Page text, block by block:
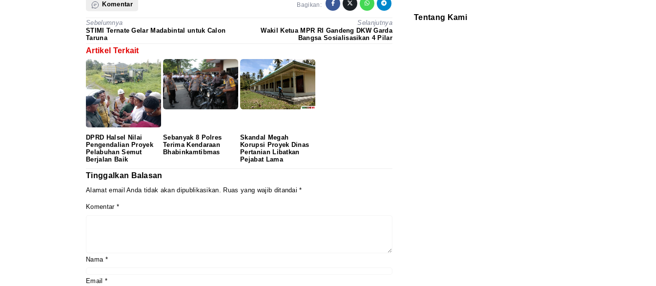
Komentar Bagikan:
Sebelumnya
STIMI Ternate Gelar Madabintal untuk Calon
Taruna
Selanjutnya
Wakil Ketua MPR RI Gandeng DKW Garda
Bangsa Sosialisasikan 4 Pilar
Artikel Terkait
DPRD Halsel Nilai
Pengendalian Proyek
Pelabuhan Semut
Berjalan Baik
Sebanyak 8 Polres
Terima Kendaraan
Bhabinkamtibmas
Skandal Megah
Korupsi Proyek Dinas
Pertanian Libatkan
Pejabat Lama
Tinggalkan Balasan
Alamat email Anda tidak akan dipublikasikan. Ruas yang wajib ditandai*
Komentar *
Nama *
Email *
Tentang Kami